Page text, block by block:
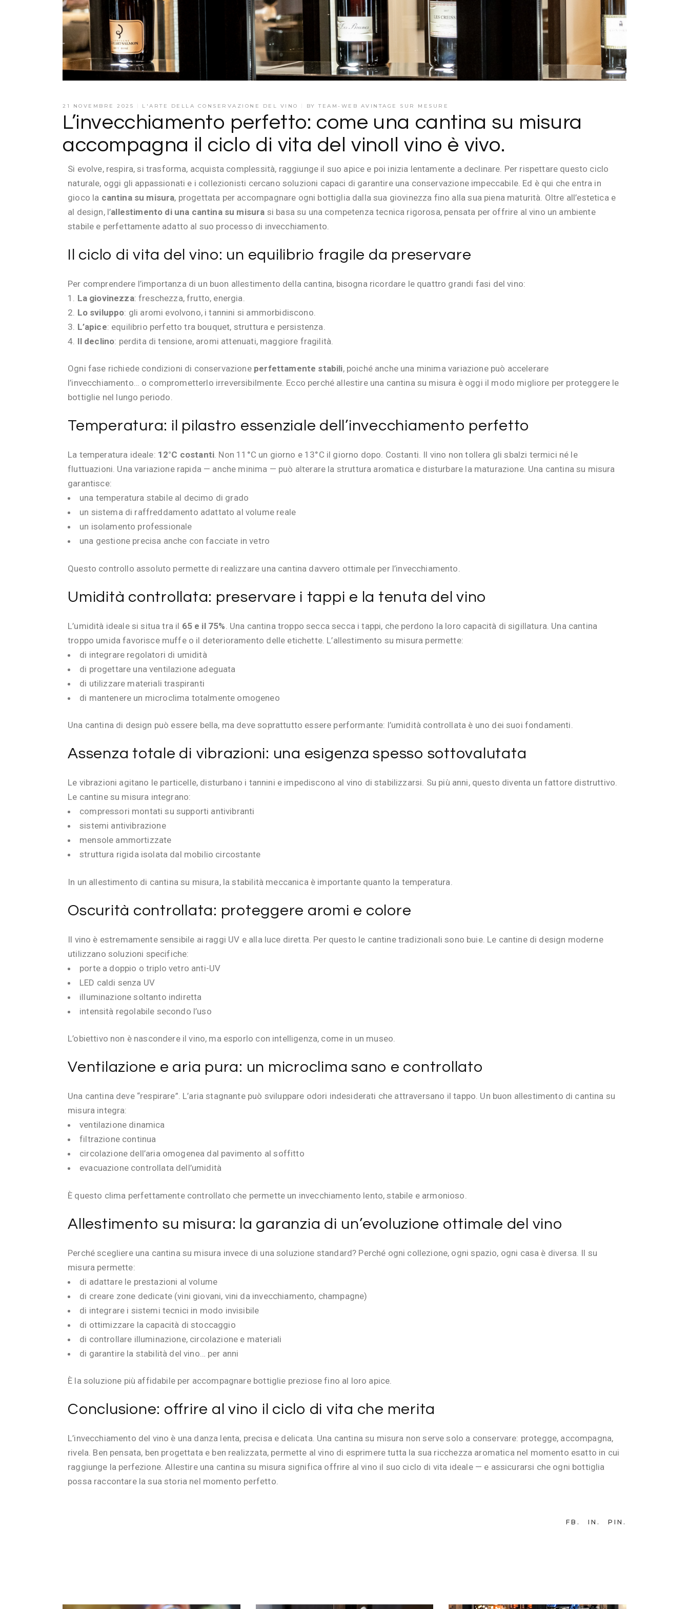
21 NOVEMBRE 2025 L'ARTE DELLA CONSERVAZIONE DEL VINO BYTEAM-WEB AVINTAGE SUR MESURE
L’invecchiamento perfetto: come una cantina su misura
accompagna il ciclo di vita del vinoIl vino è vivo.
Si evolve, respira, si trasforma, acquista complessità, raggiunge il suo apice e poi inizia lentamente a declinare. Per rispettare questo ciclo
naturale, oggi gli appassionati e i collezionisti cercano soluzioni capaci di garantire una conservazione impeccabile. Ed è qui che entra in
gioco la cantina su misura, progettata per accompagnare ogni bottiglia dalla sua giovinezza fino alla sua piena maturità. Oltre all’estetica e
al design, l’allestimento di una cantina su misura si basa su una competenza tecnica rigorosa, pensata per offrire al vino un ambiente
stabile e perfettamente adatto al suo processo di invecchiamento.
Il ciclo di vita del vino: un equilibrio fragile da preservare
Per comprendere l’importanza di un buon allestimento della cantina, bisogna ricordare le quattro grandi fasi del vino:
La giovinezza: freschezza, frutto, energia.
Lo sviluppo: gli aromi evolvono, i tannini si ammorbidiscono.
L’apice: equilibrio perfetto tra bouquet, struttura e persistenza.
Il declino: perdita di tensione, aromi attenuati, maggiore fragilità.
Ogni fase richiede condizioni di conservazione perfettamente stabili, poiché anche una minima variazione può accelerare
l’invecchiamento… o comprometterlo irreversibilmente. Ecco perché allestire una cantina su misura è oggi il modo migliore per proteggere le
bottiglie nel lungo periodo.
Temperatura: il pilastro essenziale dell’invecchiamento perfetto
La temperatura ideale: 12°C costanti. Non 11°C un giorno e 13°C il giorno dopo. Costanti. Il vino non tollera gli sbalzi termici né le
fluttuazioni. Una variazione rapida — anche minima — può alterare la struttura aromatica e disturbare la maturazione. Una cantina su misura
garantisce:
una temperatura stabile al decimo di grado
un sistema di raffreddamento adattato al volume reale
un isolamento professionale
una gestione precisa anche con facciate in vetro
Questo controllo assoluto permette di realizzare una cantina davvero ottimale per l’invecchiamento.
Umidità controllata: preservare i tappi e la tenuta del vino
L’umidità ideale si situa tra il 65 e il 75% . Una cantina troppo secca secca i tappi, che perdono la loro capacità di sigillatura. Una cantina
troppo umida favorisce muffe o il deterioramento delle etichette. L’allestimento su misura permette:
di integrare regolatori di umidità
di progettare una ventilazione adeguata
di utilizzare materiali traspiranti
di mantenere un microclima totalmente omogeneo
Una cantina di design può essere bella, ma deve soprattutto essere performante: l’umidità controllata è uno dei suoi fondamenti.
Assenza totale di vibrazioni: una esigenza spesso sottovalutata
Le vibrazioni agitano le particelle, disturbano i tannini e impediscono al vino di stabilizzarsi. Su più anni, questo diventa un fattore distruttivo.
Le cantine su misura integrano:
compressori montati su supporti antivibranti
sistemi antivibrazione
mensole ammortizzate
struttura rigida isolata dal mobilio circostante
In un allestimento di cantina su misura, la stabilità meccanica è importante quanto la temperatura.
Oscurità controllata: proteggere aromi e colore
Il vino è estremamente sensibile ai raggi UV e alla luce diretta. Per questo le cantine tradizionali sono buie. Le cantine di design moderne
utilizzano soluzioni specifiche:
porte a doppio o triplo vetro anti-UV
LED caldi senza UV
illuminazione soltanto indiretta
intensità regolabile secondo l’uso
L’obiettivo non è nascondere il vino, ma esporlo con intelligenza, come in un museo.
Ventilazione e aria pura: un microclima sano e controllato
Una cantina deve “respirare”. L’aria stagnante può sviluppare odori indesiderati che attraversano il tappo. Un buon allestimento di cantina su
misura integra:
ventilazione dinamica
filtrazione continua
circolazione dell’aria omogenea dal pavimento al soffitto
evacuazione controllata dell’umidità
È questo clima perfettamente controllato che permette un invecchiamento lento, stabile e armonioso.
Allestimento su misura: la garanzia di un’evoluzione ottimale del vino
Perché scegliere una cantina su misura invece di una soluzione standard? Perché ogni collezione, ogni spazio, ogni casa è diversa. Il su
misura permette:
di adattare le prestazioni al volume
di creare zone dedicate (vini giovani, vini da invecchiamento, champagne)
di integrare i sistemi tecnici in modo invisibile
di ottimizzare la capacità di stoccaggio
di controllare illuminazione, circolazione e materiali
di garantire la stabilità del vino… per anni
È la soluzione più affidabile per accompagnare bottiglie preziose fino al loro apice.
Conclusione: offrire al vino il ciclo di vita che merita
L’invecchiamento del vino è una danza lenta, precisa e delicata. Una cantina su misura non serve solo a conservare: protegge, accompagna,
rivela. Ben pensata, ben progettata e ben realizzata, permette al vino di esprimere tutta la sua ricchezza aromatica nel momento esatto in cui
raggiunge la perfezione. Allestire una cantina su misura significa offrire al vino il suo ciclo di vita ideale — e assicurarsi che ogni bottiglia
possa raccontare la sua storia nel momento perfetto.
FB IN PIN